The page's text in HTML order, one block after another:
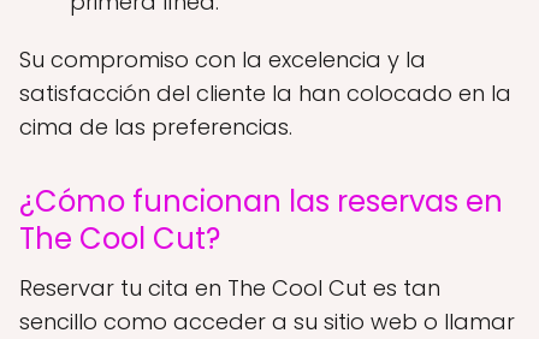
Su compromiso con la excelencia y la
satisfacción del cliente la han colocado en la
cima de las preferencias.
¿Cómo funcionan las reservas en
The Cool Cut?
Reservar tu cita en The Cool Cut es tan
sencillo como acceder a su sitio web o llamar